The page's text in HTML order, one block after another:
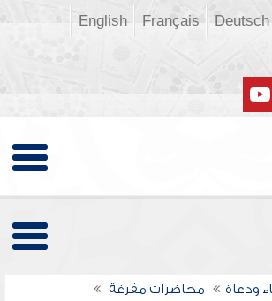
Deutsch
Français
English
ودعاة
محاضرات مفرغة